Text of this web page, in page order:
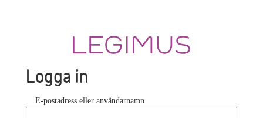
Logga in
E-postadress eller användarnamn